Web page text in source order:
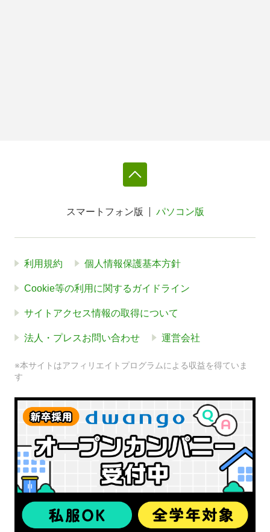
スマートフォン版 パソコン版
利用規約 個人情報保護基本方針
Cookie等の利用に関するガイドライン
サイトアクセス情報の取得について
法人・プレスお問い合わせ 運営会社
※本サイトはアフィリエイトプログラムによる収益を得ていま
す